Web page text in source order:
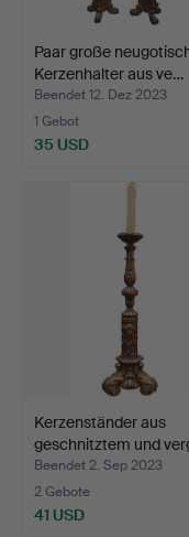
Paar große
Kerzenhalter aus ve…
Beendet 12. Dez 2023
1 Gebot
35 USD
Kerzenständer aus
geschnitztem und
Beendet 2. Sep 2023
2 Gebote
41 USD